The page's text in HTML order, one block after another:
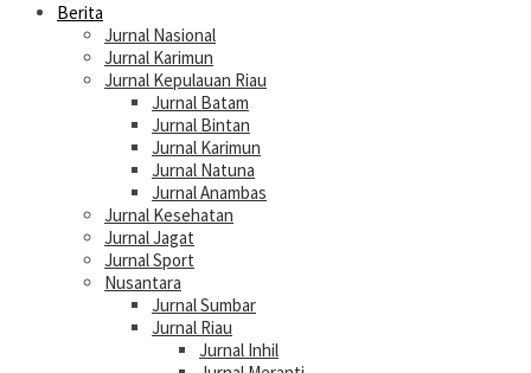
Berita
Jurnal Nasional
Jurnal Karimun
Jurnal Kepulauan Riau
Jurnal Batam
Jurnal Bintan
Jurnal Karimun
Jurnal Natuna
Jurnal Anambas
Jurnal Kesehatan
Jurnal Jagat
Jurnal Sport
Nusantara
Jurnal Sumbar
Jurnal Riau
Jurnal Inhil